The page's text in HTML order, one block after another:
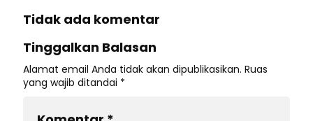
Tidak ada komentar
Tinggalkan Balasan
Alamat email Anda tidak akan dipublikasikan. Ruas
yang wajib ditandai *